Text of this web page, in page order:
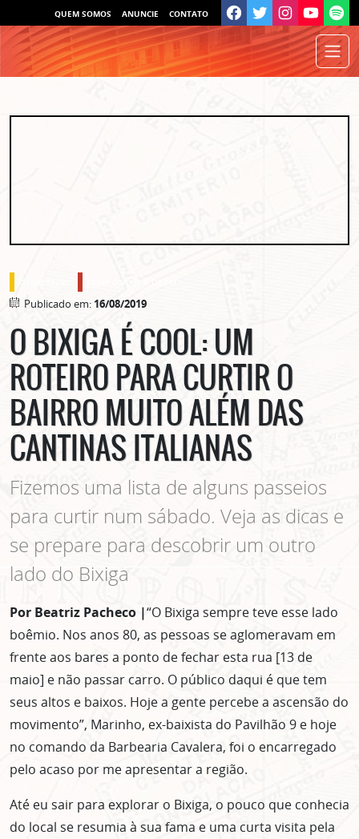
QUEM SOMOS ANUNCIE CONTATO
Publicado em: 16/08/2019
O BIXIGA É COOL: UM
ROTEIRO PARA CURTIR O
BAIRRO MUITO ALÉM DAS
CANTINAS ITALIANAS
Fizemos uma lista de alguns passeios
para curtir num sábado. Veja as dicas e
se prepare para descobrir um outro
lado do Bixiga
Por Beatriz Pacheco |“O Bixiga sempre teve esse lado
boêmio. Nos anos 80, as pessoas se aglomeravam em
frente aos bares a ponto de fechar esta rua [13 de
maio] e não passar carro. O público daqui é que tem
seus altos e baixos. Hoje a gente percebe a ascensão do
movimento”, Marinho, ex-baixista do Pavilhão 9 e hoje
no comando da Barbearia Cavalera, foi o encarregado
pelo acaso por me apresentar a região.
Até eu sair para explorar o Bixiga, o pouco que conhecia
do local se resumia à sua fama e uma curta visita pela